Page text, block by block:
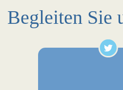
Begleiten Sie